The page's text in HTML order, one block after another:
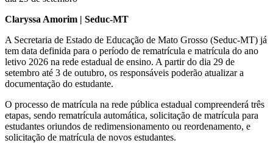
Claryssa Amorim | Seduc-MT
A Secretaria de Estado de Educação de Mato Grosso (Seduc-MT) já
tem data definida para o período de rematrícula e matrícula do ano
letivo 2026 na rede estadual de ensino. A partir do dia 29 de
setembro até 3 de outubro, os responsáveis poderão atualizar a
documentação do estudante.
O processo de matrícula na rede pública estadual compreenderá três
etapas, sendo rematrícula automática, solicitação de matrícula para
estudantes oriundos de redimensionamento ou reordenamento, e
solicitação de matrícula de novos estudantes.